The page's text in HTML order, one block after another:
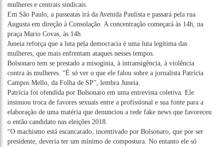
mulheres e centrais sindicais.
Em São Paulo, a passeatas irá da Avenida Paulista e passará pela rua
Augusta em direção à Consolação. A concentração começará às 14h, na
praça Mario Covas, às 14h.
Juneia reforça que a luta pela democracia é uma luta legítima das
mulheres, que mais enfrentam ataques nesses tempos.
Bolsonaro tem se prestado a misoginia, à intransigência, à violência
contra às mulheres. “É só ver o que ele falou sobre a jornalista Patrícia
Campos Mello, da Folha de SP”, lembra Juneia.
Patrícia foi ofendida por Bolsonaro em uma entrevista coletiva. Ele
insinuou troca de favores sexuais entre a profissional e sua fonte para a
elaboração de uma matéria que denunciou a rede fake news que favoreceu
o então candidato nas eleições 2018.
“O machismo está escancarado, incentivado por Bolsonaro, que por ser
presidente, deveria ter um mínimo de compostura. No entanto ele só